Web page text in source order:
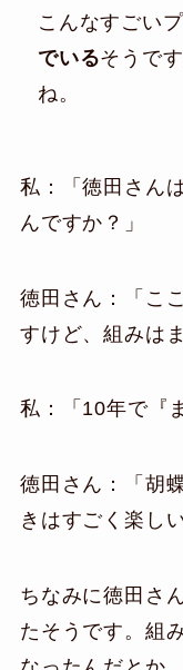
こんなすごいプ
でいるそうで
ね。
私：「徳田さん
んですか？」
徳田さん：「こ
すけど、組みは
私：「10年で『
徳田さん：「胡
きはすごく楽し
ちなみに徳田さ
たそうです。組